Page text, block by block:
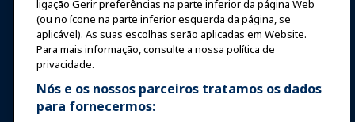
Segurança & Proteção
Advocacia
Pesquisa e Relatórios
ligação Gerir preferências na parte inferior da página Web
(ou no ícone na parte inferior esquerda da página, se
aplicável). As suas escolhas serão aplicadas em Website.
Para mais informação, consulte a nossa política de
privacidade.
Nós e os nossos parceiros tratamos os dados
para fornecermos: